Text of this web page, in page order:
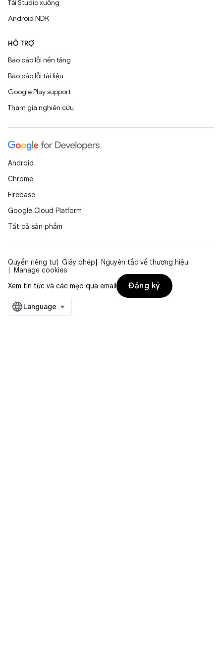
Tải Studio xuống
Android NDK
HỖ TRỢ
Báo cáo lỗi nền tảng
Báo cáo lỗi tài liệu
Google Play support
Tham gia nghiên cứu
Android
Chrome
Firebase
Google Cloud Platform
Tất cả sản phẩm
Quyền riêng tư Giấy phép
Nguyên tắc về thương hiệu
Manage cookies
Xem tin tức và các mẹo qua email
Đăng ký